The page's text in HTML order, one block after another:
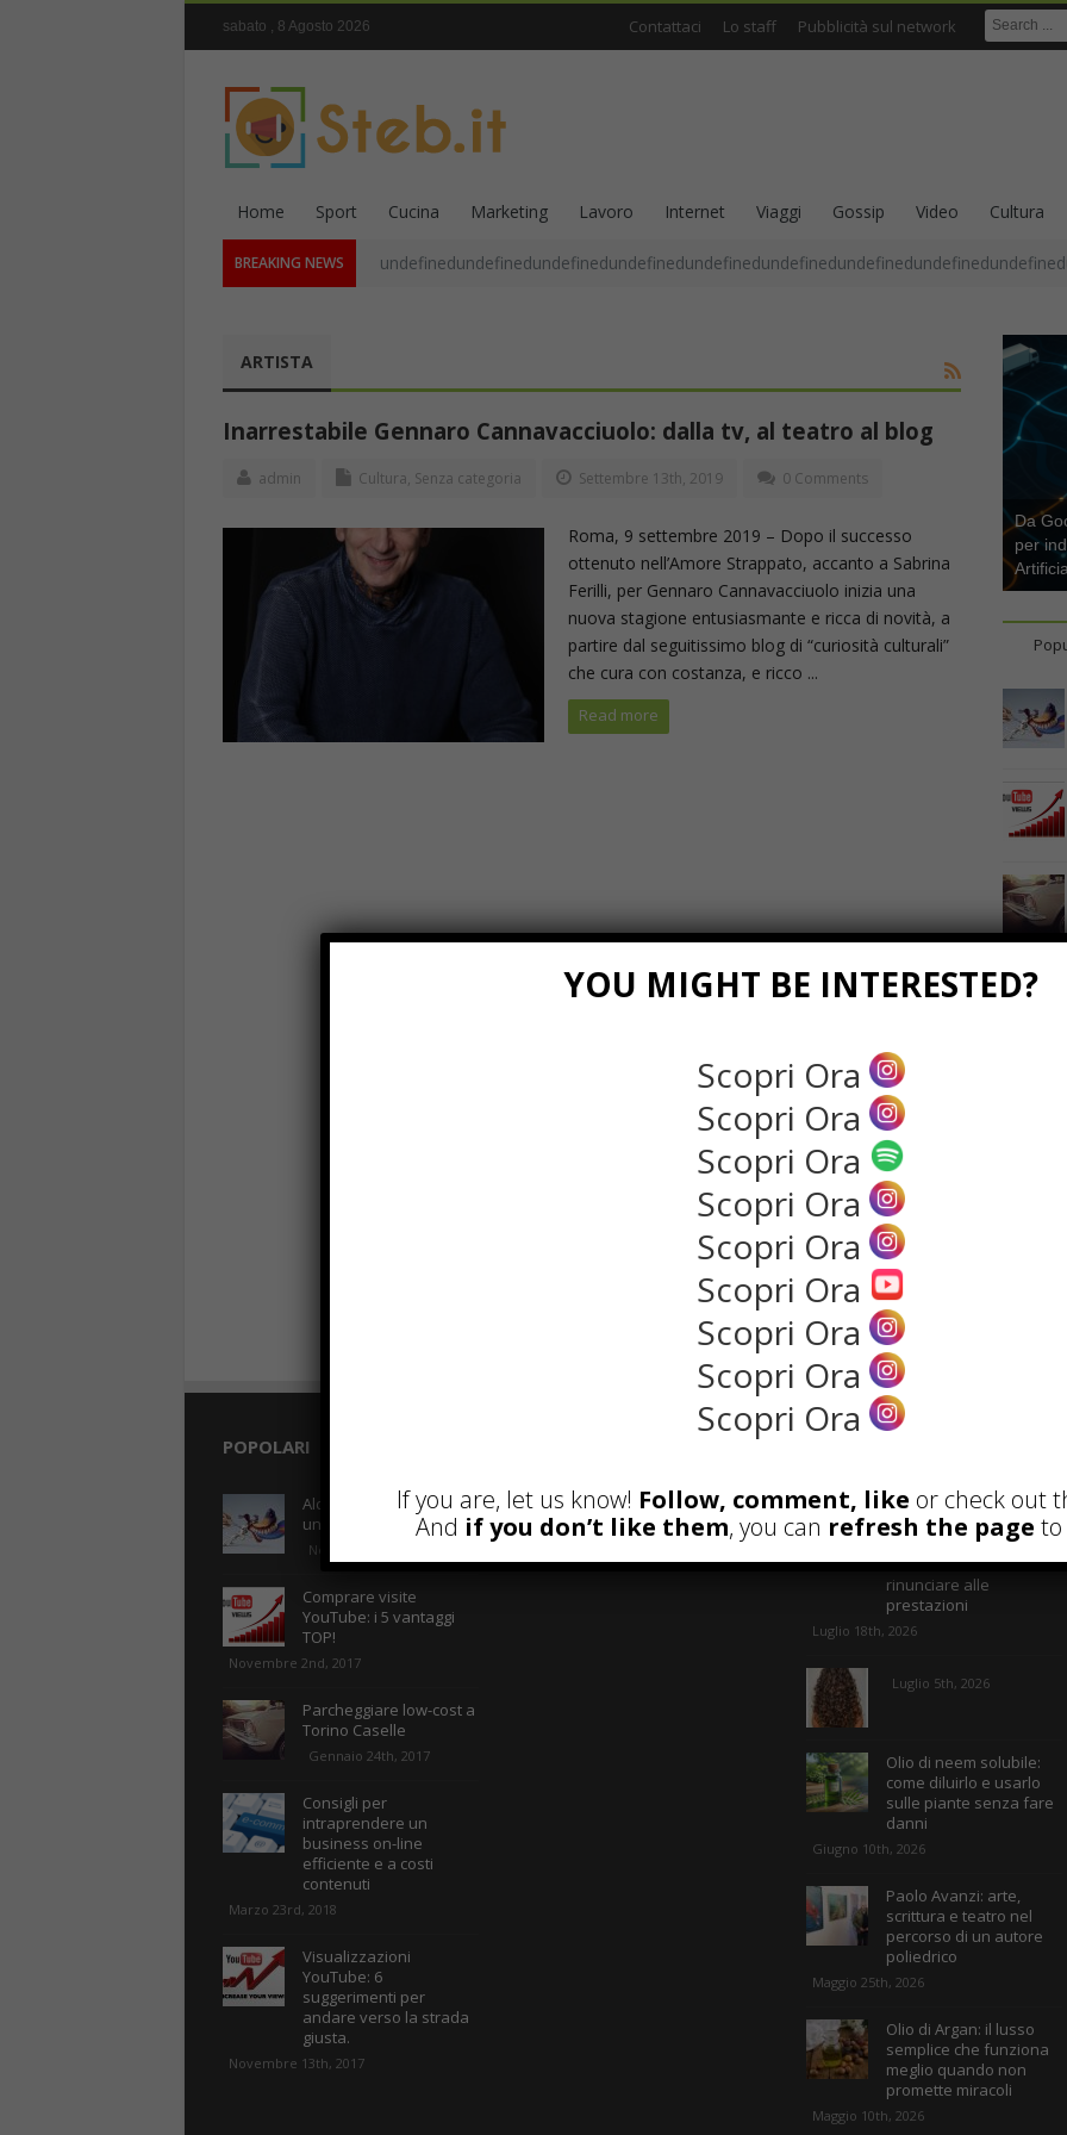
sabato , 8 Agosto 2026 Contattaci Lo staff Pubblicità sul network
Home Sport Cucina Marketing Lavoro Internet Viaggi Gossip Video Cultura
BREAKING NEWS
ARTISTA
Inarrestabile Gennaro Cannavacciuolo: dalla tv, al teatro al blog
admin Cultura, Senza categoria Settembre 13th, 2019 0 Comments
Roma, 9 settembre 2019 – Dopo il successo
ottenuto nell’Amore Strappato, accanto a Sabrina
Ferilli, per Gennaro Cannavacciuolo inizia una
nuova stagione entusiasmante e ricca di novità, a
partire dal seguitissimo blog di “curiosità culturali”
che cura con costanza, e ricco ...
Read more
Da
per
POPOLARI
Alcuni trucchi per avere
un blog di successo
Novembre 22nd, 2016
Comprare visite
YouTube: i 5 vantaggi
TOP!
Novembre 2nd, 2017
Parcheggiare low-cost a
Torino Caselle
Gennaio 24th, 2017
Consigli per
intraprendere un
business on-line
efficiente e a costi
contenuti
Marzo 23rd, 2018
Visualizzazioni
YouTube: 6
suggerimenti per
andare verso la strada
giusta.
Novembre 13th, 2017
Parete Respira
ecologica: come
costruire con materiali
naturali senza
rinunciare alle
prestazioni
Luglio 18th, 2026
Luglio 5th, 2026
Olio di neem solubile:
come diluirlo e usarlo
sulle piante senza fare
danni
Giugno 10th, 2026
Paolo Avanzi: arte,
scrittura e teatro nel
percorso di un autore
poliedrico
Maggio 25th, 2026
Olio di Argan: il lusso
semplice che funziona
meglio quando non
promette miracoli
Maggio 10th, 2026
YOU MIGHT BE INTERESTED?
Scopri Ora
Scopri Ora
Scopri Ora
Scopri Ora
Scopri Ora
Scopri Ora
Scopri Ora
Scopri Ora
Scopri Ora
If you are, let us know! Follow, comment, like or check out
And if you don’t like them, you can refresh the page to